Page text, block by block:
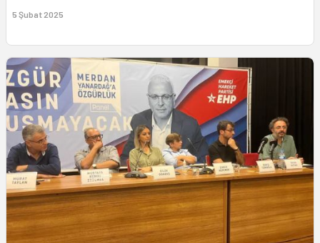
5 Şubat 2025